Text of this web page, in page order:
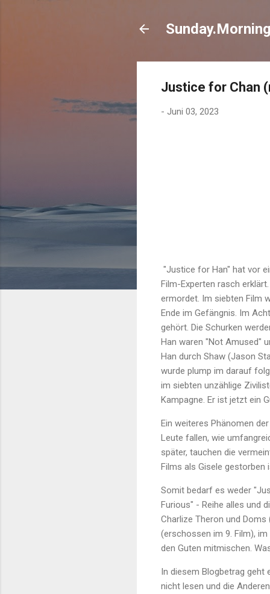
Justice for Chan
- Juni 03, 2023
"Justice for Han" hat vor
Film-Experten rasch
ermordet. Im siebten Film
Ende im Gefängnis. Im
gehört. Die Schurken
Han waren "Not Amused"
Han durch Shaw (Jason
wurde plump im darauf
im siebten unzählige
Kampagne. Er ist jetzt ein
Ein weiteres Phänomen
Leute fallen, wie
später, tauchen die
Films als Gisele gestorben
Somit bedarf es weder
Furious" - Reihe alles und
Charlize Theron und
(erschossen im 9. Film),
den Guten mitmischen.
In diesem Blogbetrag geht
nicht lesen und die